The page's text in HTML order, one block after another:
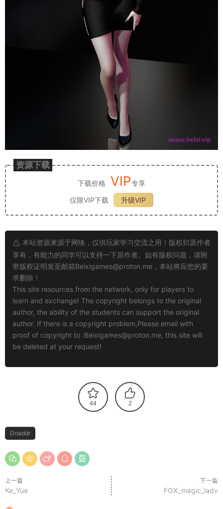
资源下载
下载价格 VIP专享
仅限VIP下载
升级VIP
本站资源来源于网络，仅供玩家学习交流之用！版权归原作者
享有，有能力的同学可以支持一下原作者。如有版权问题，请附
带版权证明发至邮箱Beixigames@proton.me ，本站将应您的要
求删除！
This site resources from the network, only for players to
learn and exchange! The copyright belongs to the original
author, the ability of the students can support the original
author. If there is a copyright problem,Please email with
proof of copyright to :Beixigames@proton.me, this site will
be deleted at your request!
44 2
Dnaddr
上一篇
Ke_Yue
下一篇
FOX_magic_lady